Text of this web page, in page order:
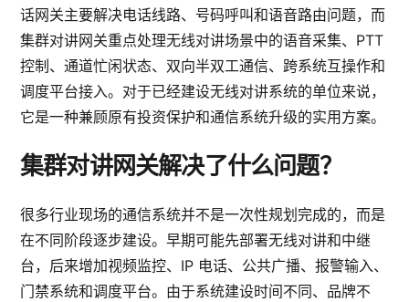
话网关主要解决电话线路、号码呼叫和语音路由问题，而
集群对讲网关重点处理无线对讲场景中的语音采集、PTT
控制、通道忙闲状态、双向半双工通信、跨系统互操作和
调度平台接入。对于已经建设无线对讲系统的单位来说，
它是一种兼顾原有投资保护和通信系统升级的实用方案。
集群对讲网关解决了什么问题？
很多行业现场的通信系统并不是一次性规划完成的，而是
在不同阶段逐步建设。早期可能先部署无线对讲和中继
台，后来增加视频监控、IP 电话、公共广播、报警输入、
门禁系统和调度平台。由于系统建设时间不同、品牌不